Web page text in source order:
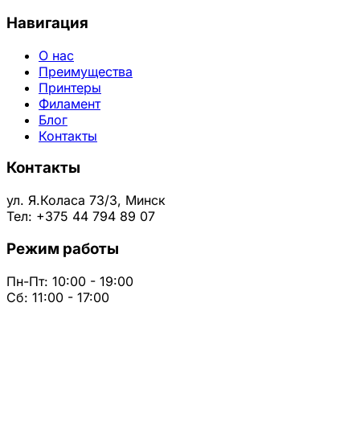
Навигация
О нас
Преимущества
Принтеры
Филамент
Блог
Контакты
Контакты
ул. Я.Коласа 73/3, Минск
Тел: +375 44 794 89 07
Режим работы
Пн-Пт: 10:00 - 19:00
Сб: 11:00 - 17:00